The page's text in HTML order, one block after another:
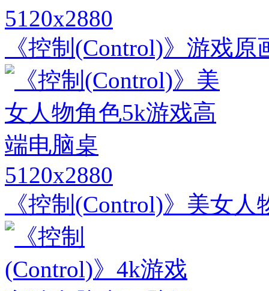
5120x2880
《控制(Control)》游戏
5120x2880
《控制(Control)》美女